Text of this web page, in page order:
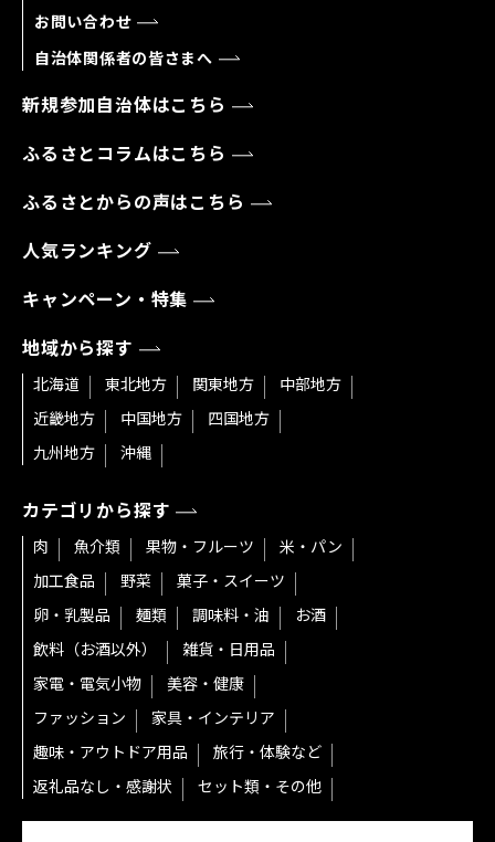
お問い合わせ
自治体関係者の皆さまへ
新規参加自治体はこちら
ふるさとコラムはこちら
ふるさとからの声はこちら
人気ランキング
キャンペーン・特集
地域から探す
北海道 東北地方 関東地方
中部地方
近畿地方
中国地方
四国地方
九州地方
沖縄
カテゴリから探す
肉 魚介類 果物・フルーツ
米・パン
加工食品
野菜
菓子・スイーツ
卵・乳製品
麺類 調味料・油
お酒
飲料（お酒以外）
雑貨・日用品
家電・電気小物
美容・健康
ファッション
家具・インテリア
趣味・アウトドア用品
旅行・体験など
返礼品なし・感謝状
セット類・その他